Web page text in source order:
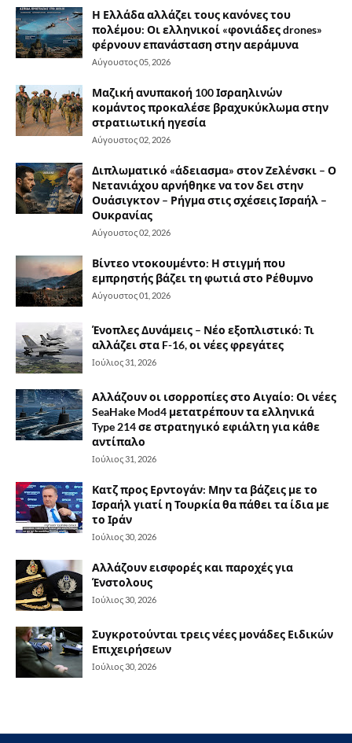
Η Ελλάδα αλλάζει τους κανόνες του
πολέμου: Οι ελληνικοί «φονιάδες drones»
φέρνουν επανάσταση στην αεράμυνα
Αύγουστος 05, 2026
Μαζική ανυπακοή 100 Ισραηλινών
κομάντος προκαλέσε βραχυκύκλωμα στην
στρατιωτική ηγεσία
Αύγουστος 02, 2026
Διπλωματικό «άδειασμα» στον Ζελένσκι – Ο
Νετανιάχου αρνήθηκε να τον δει στην
Ουάσιγκτον – Ρήγμα στις σχέσεις Ισραήλ –
Ουκρανίας
Αύγουστος 02, 2026
Βίντεο ντοκουμέντο: Η στιγμή που
εμπρηστής βάζει τη φωτιά στο Ρέθυμνο
Αύγουστος 01, 2026
Ένοπλες Δυνάμεις – Νέο εξοπλιστικό: Τι
αλλάζει στα F-16, οι νέες φρεγάτες
Ιούλιος 31, 2026
Αλλάζουν οι ισορροπίες στο Αιγαίο: Οι νέες
SeaHake Mod4 μετατρέπουν τα ελληνικά
Type 214 σε στρατηγικό εφιάλτη για κάθε
αντίπαλο
Ιούλιος 31, 2026
Κατζ προς Ερντογάν: Μην τα βάζεις με το
Ισραήλ γιατί η Τουρκία θα πάθει τα ίδια με
το Ιράν
Ιούλιος 30, 2026
Αλλάζουν εισφορές και παροχές για
Ένστολους
Ιούλιος 30, 2026
Συγκροτούνται τρεις νέες μονάδες Ειδικών
Επιχειρήσεων
Ιούλιος 30, 2026